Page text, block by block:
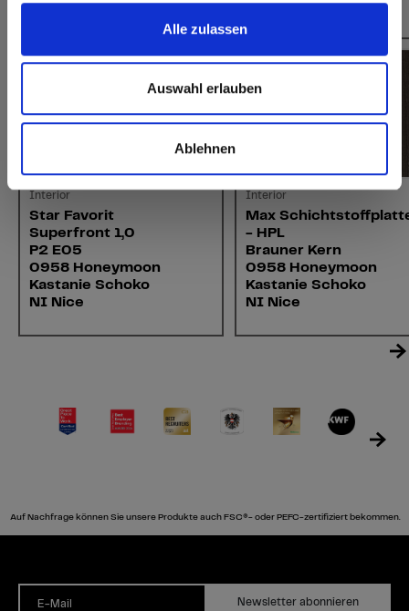
Alle zulassen
Auswahl erlauben
Ablehnen
Das könnte Sie auch interessieren
Interior
Star Favorit
Superfront 1,0
P2 E05
0958 Honeymoon
Kastanie Schoko
NI Nice
Interior
Max
- HPL
Brauner Kern
0958 Honeymoon
Kastanie Schoko
NI Nice
Auf Nachfrage können Sie unsere Produkte auch FSC®- oder PEFC-zertifiziert bekommen.
E-Mail Newsletter abonnieren